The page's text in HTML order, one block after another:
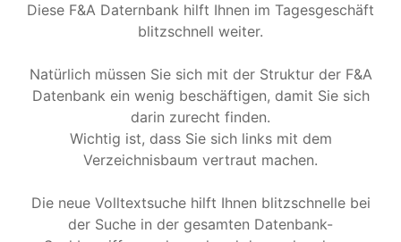
Diese F&A Daternbank hilft Ihnen im Tagesgeschäft
blitzschnell weiter.
Natürlich müssen Sie sich mit der Struktur der F&A
Datenbank ein wenig beschäftigen, damit Sie sich
darin zurecht finden.
Wichtig ist, dass Sie sich links mit dem
Verzeichnisbaum vertraut machen.
Die neue Volltextsuche hilft Ihnen blitzschnelle bei
der Suche in der gesamten Datenbank-